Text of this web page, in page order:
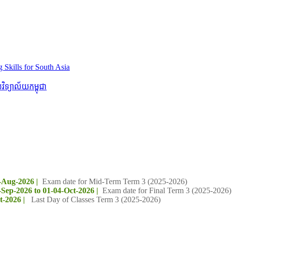
Skills for South Asia
ទ្យាល័យកម្ពុជា
2026 | Exam date for Mid-Term Term 3 (2025-2026)
2026 to 01-04-Oct-2026 | Exam date for Final Term 3 (2025-2026)
2026 |
Last Day of Classes Term 3 (2025-2026)